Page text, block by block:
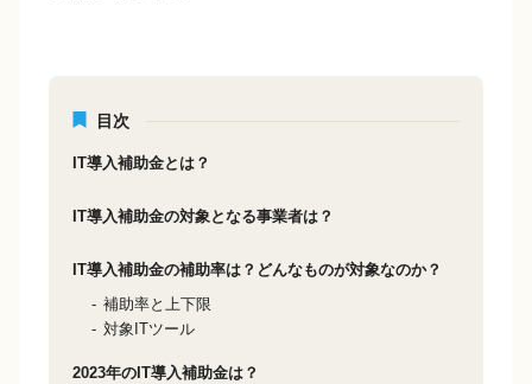
目次
IT導入補助金とは？
IT導入補助金の対象となる事業者は？
IT導入補助金の補助率は？どんなものが対象なのか？
補助率と上下限
対象ITツール
2023年のIT導入補助金は？